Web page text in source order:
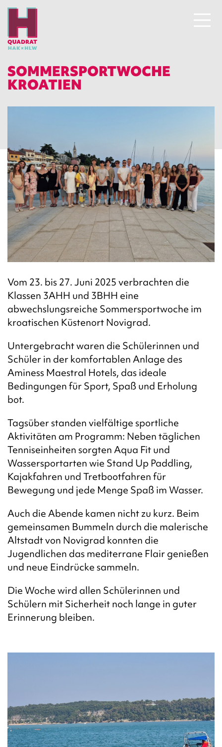
SOMMERSPORTWOCHE
KROATIEN
Vom 23. bis 27. Juni 2025 verbrachten die
Klassen 3AHH und 3BHH eine
abwechslungsreiche Sommersportwoche im
kroatischen Küstenort Novigrad.
Untergebracht waren die Schülerinnen und
Schüler in der komfortablen Anlage des
Aminess Maestral Hotels, das ideale
Bedingungen für Sport, Spaß und Erholung
bot.
Tagsüber standen vielfältige sportliche
Aktivitäten am Programm: Neben täglichen
Tenniseinheiten sorgten Aqua Fit und
Wassersportarten wie Stand Up Paddling,
Kajakfahren und Tretbootfahren für
Bewegung und jede Menge Spaß im Wasser.
Auch die Abende kamen nicht zu kurz. Beim
gemeinsamen Bummeln durch die malerische
Altstadt von Novigrad konnten die
Jugendlichen das mediterrane Flair genießen
und neue Eindrücke sammeln.
Die Woche wird allen Schülerinnen und
Schülern mit Sicherheit noch lange in guter
Erinnerung bleiben.